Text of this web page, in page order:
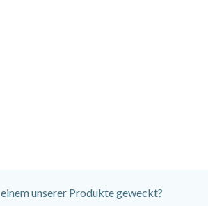
unserer Produkte geweckt?